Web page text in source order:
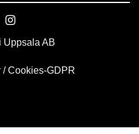
Uppsala AB
/Cookies-GDPR